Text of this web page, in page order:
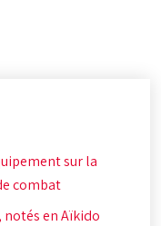
sur la
combat
en Aïkido